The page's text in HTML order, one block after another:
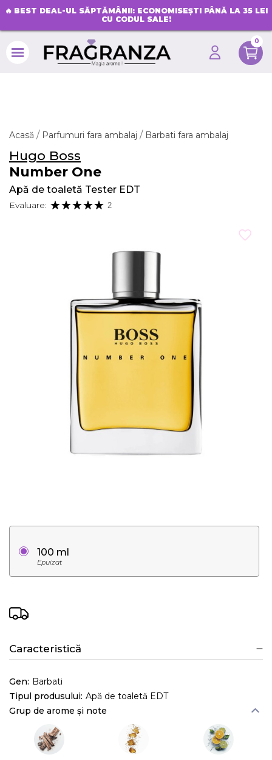
🔥 BEST DEAL-UL SĂPTĂMÂNII: ECONOMISEȘTI PÂNĂ LA 35 LEI
CU CODUL SALE!
0
Acasă Parfumuri fara ambalaj Barbati fara ambalaj
Hugo Boss
Number One
Apă de toaletă Tester EDT
Evaluare: 2
100 ml
Epuizat
Caracteristică
Gen: Barbati
Tipul produsului: Apă de toaletă EDT
Grup de arome și note